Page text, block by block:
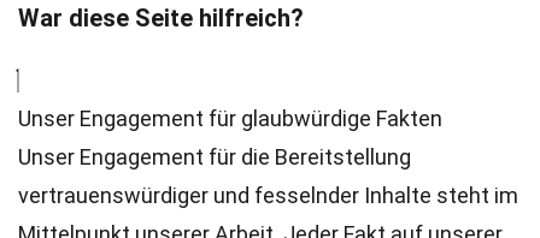
War diese Seite hilfreich?
Unser Engagement für glaubwürdige Fakten
Unser Engagement für die Bereitstellung
vertrauenswürdiger und fesselnder Inhalte steht im